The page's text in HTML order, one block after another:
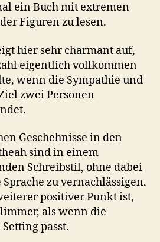
ein Buch mit extremen
Figuren zu lesen.
hier sehr charmant auf,
eigentlich vollkommen
wenn die Sympathie und
zwei Personen
Geschehnisse in den
sind in einem
Schreibstil, ohne dabei
zu vernachlässigen,
positiver Punkt ist,
als wenn die
passt.